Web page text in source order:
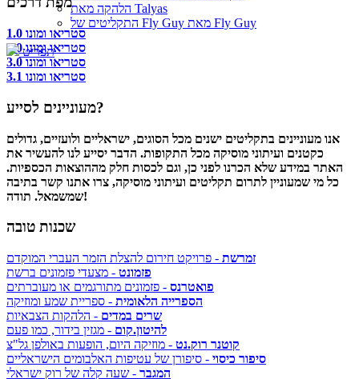
הלהקה מאת Talyas
התקליטים של Fly Guy מאת Fly Guy
תפריט
סטריאו ומונו 1.0
סטריאו ומונו 2.0
סטריאו ומונו 3.0
סטריאו ומונו 3.1
מעוניינים לסייע?
אנו מעוניינים בתקליטים ישנים מכל הסוגים, ישראליים ולועזיים, גדולים
כקטנים ועיתוני מוסיקה מכל התקופות. הדבר יסייע לנו להעשיר את
האתר במידע שלא הכרנו לפני כן, וגם לכסות חלק מההוצאות הכספיות.
כל מי שמעוניין לתרום תקליטים ועיתוני מוסיקה, צרו אתנו קשר בתיבה
שמשמאל. תודה!
שכנות טובה
זמרשת - פרויקט חירום להצלת הזמר העברי המוקדם
פזמונט - מצעדי פזמונים ברשת
פואטרנס - פזמונים מתורגמים או מעוברתים
הספרייה הלאומית - ספריית שמע ומוזיקה
שרים במדים - הלהקות הצבאיות
להיטון.קום - מגזין בידור, כמו פעם
קוטנר רוק.נט - מוזיקה היום, הופעות באולפן גל"צ
סיפור כיסוי - סיפורן של עטיפות האלבומים הישראליים
המגבר - שעה קלה של רוק ישראלי